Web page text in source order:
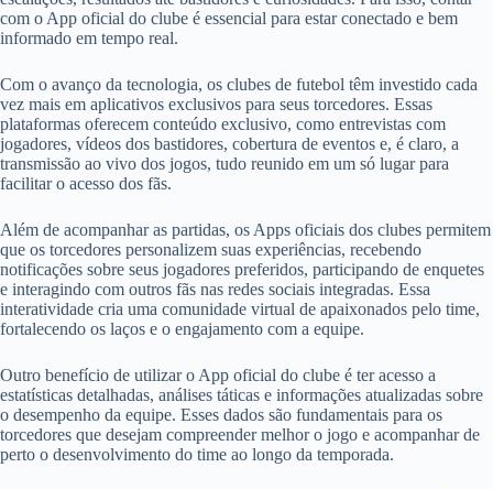
com o App oficial do clube é essencial para estar conectado e bem
informado em tempo real.
Com o avanço da tecnologia, os clubes de futebol têm investido cada
vez mais em aplicativos exclusivos para seus torcedores. Essas
plataformas oferecem conteúdo exclusivo, como entrevistas com
jogadores, vídeos dos bastidores, cobertura de eventos e, é claro, a
transmissão ao vivo dos jogos, tudo reunido em um só lugar para
facilitar o acesso dos fãs.
Além de acompanhar as partidas, os Apps oficiais dos clubes permitem
que os torcedores personalizem suas experiências, recebendo
notificações sobre seus jogadores preferidos, participando de enquetes
e interagindo com outros fãs nas redes sociais integradas. Essa
interatividade cria uma comunidade virtual de apaixonados pelo time,
fortalecendo os laços e o engajamento com a equipe.
Outro benefício de utilizar o App oficial do clube é ter acesso a
estatísticas detalhadas, análises táticas e informações atualizadas sobre
o desempenho da equipe. Esses dados são fundamentais para os
torcedores que desejam compreender melhor o jogo e acompanhar de
perto o desenvolvimento do time ao longo da temporada.